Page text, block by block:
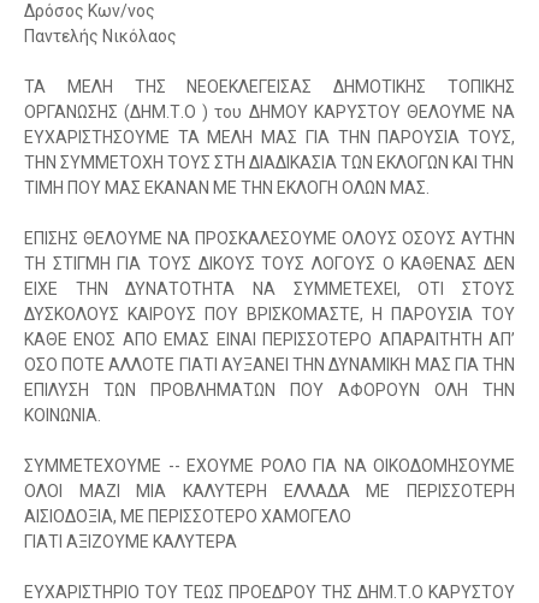
Δρόσος Κων/νος
Παντελής Νικόλαος
ΤΑ ΜΕΛΗ ΤΗΣ ΝΕΟΕΚΛΕΓΕΙΣΑΣ ΔΗΜΟΤΙΚΗΣ ΤΟΠΙΚΗΣ
ΟΡΓΑΝΩΣΗΣ (ΔΗΜ.Τ.Ο ) του ΔΗΜΟΥ ΚΑΡΥΣΤΟΥ ΘΕΛΟΥΜΕ ΝΑ
ΕΥΧΑΡΙΣΤΗΣΟΥΜΕ ΤΑ ΜΕΛΗ ΜΑΣ ΓΙΑ ΤΗΝ ΠΑΡΟΥΣΙΑ ΤΟΥΣ,
ΤΗΝ ΣΥΜΜΕΤΟΧΗ ΤΟΥΣ ΣΤΗ ΔΙΑΔΙΚΑΣΙΑ ΤΩΝ ΕΚΛΟΓΩΝ ΚΑΙ ΤΗΝ
ΤΙΜΗ ΠΟΥ ΜΑΣ ΕΚΑΝΑΝ ΜΕ ΤΗΝ ΕΚΛΟΓΗ ΟΛΩΝ ΜΑΣ.
ΕΠΙΣΗΣ ΘΕΛΟΥΜΕ ΝΑ ΠΡΟΣΚΑΛΕΣΟΥΜΕ ΟΛΟΥΣ ΟΣΟΥΣ ΑΥΤΗΝ
ΤΗ ΣΤΙΓΜΗ ΓΙΑ ΤΟΥΣ ΔΙΚΟΥΣ ΤΟΥΣ ΛΟΓΟΥΣ Ο ΚΑΘΕΝΑΣ ΔΕΝ
ΕΙΧΕ ΤΗΝ ΔΥΝΑΤΟΤΗΤΑ ΝΑ ΣΥΜΜΕΤΕΧΕΙ, ΟΤΙ ΣΤΟΥΣ
ΔΥΣΚΟΛΟΥΣ ΚΑΙΡΟΥΣ ΠΟΥ ΒΡΙΣΚΟΜΑΣΤΕ, Η ΠΑΡΟΥΣΙΑ ΤΟΥ
ΚΑΘΕ ΕΝΟΣ ΑΠΟ ΕΜΑΣ ΕΙΝΑΙ ΠΕΡΙΣΣΟΤΕΡΟ ΑΠΑΡΑΙΤΗΤΗ ΑΠ’
ΟΣΟ ΠΟΤΕ ΑΛΛΟΤΕ ΓΙΑΤΙ ΑΥΞΑΝΕΙ ΤΗΝ ΔΥΝΑΜΙΚΗ ΜΑΣ ΓΙΑ ΤΗΝ
ΕΠΙΛΥΣΗ ΤΩΝ ΠΡΟΒΛΗΜΑΤΩΝ ΠΟΥ ΑΦΟΡΟΥΝ ΟΛΗ ΤΗΝ
ΚΟΙΝΩΝΙΑ.
ΣΥΜΜΕΤΕΧΟΥΜΕ -- ΕΧΟΥΜΕ ΡΟΛΟ ΓΙΑ ΝΑ ΟΙΚΟΔΟΜΗΣΟΥΜΕ
ΟΛΟΙ ΜΑΖΙ ΜΙΑ ΚΑΛΥΤΕΡΗ ΕΛΛΑΔΑ ΜΕ ΠΕΡΙΣΣΟΤΕΡΗ
ΑΙΣΙΟΔΟΞΙΑ, ΜΕ ΠΕΡΙΣΣΟΤΕΡΟ ΧΑΜΟΓΕΛΟ
ΓΙΑΤΙ ΑΞΙΖΟΥΜΕ ΚΑΛΥΤΕΡΑ
ΕΥΧΑΡΙΣΤΗΡΙΟ ΤΟΥ ΤΕΩΣ ΠΡΟΕΔΡΟΥ ΤΗΣ ΔΗΜ.Τ.Ο ΚΑΡΥΣΤΟΥ